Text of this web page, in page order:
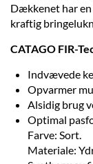
Dækkenet har
kraftig
CATAGO FIR-
Indvævede
Opvarmer
Alsidig brug
Optimal
Farve: Sort.
Materiale: